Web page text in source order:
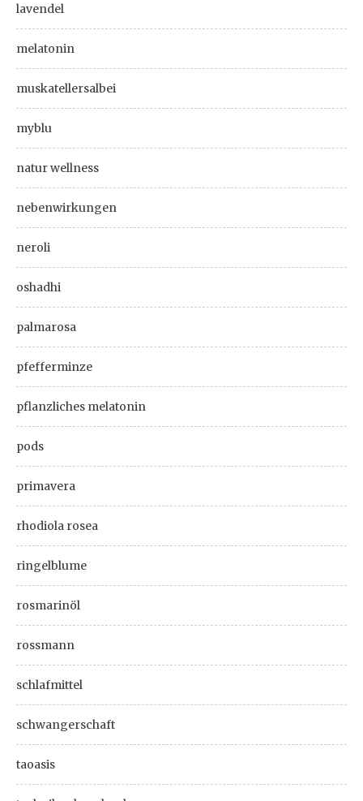
lavendel
melatonin
muskatellersalbei
myblu
natur wellness
nebenwirkungen
neroli
oshadhi
palmarosa
pfefferminze
pflanzliches melatonin
pods
primavera
rhodiola rosea
ringelblume
rosmarinöl
rossmann
schlafmittel
schwangerschaft
taoasis